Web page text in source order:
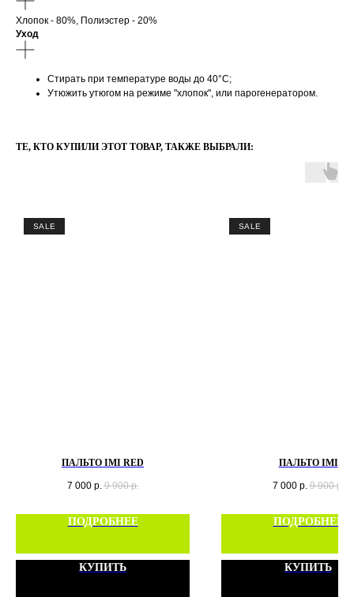
Хлопок - 80%, Полиэстер - 20%
Уход
Стирать при температуре воды до 40°C;
Утюжить утюгом на режиме "хлопок", или парогенератором.
ТЕ, КТО КУПИЛИ ЭТОТ ТОВАР, ТАКЖЕ ВЫБРАЛИ:
SALE
ПАЛЬТО IMI RED
7 000 р. 9 900 р.
ПОДРОБНЕЕ
КУПИТЬ
SALE
ПАЛЬТО IMI
7 000 р. 9 900 р.
ПОДРОБНЕЕ
КУПИТЬ